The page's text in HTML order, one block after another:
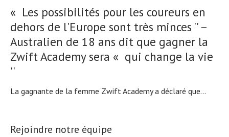
« Les possibilités pour les coureurs en
dehors de l'Europe sont très minces '' –
Australien de 18 ans dit que gagner la
Zwift Academy sera « qui change la vie
''
La gagnante de la femme Zwift Academy a déclaré que...
Rejoindre notre équipe